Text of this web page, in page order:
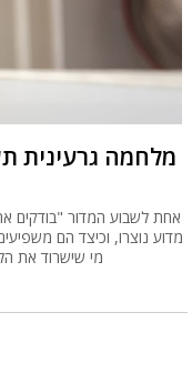
מלחמה גרעינית
אחת לשבוע המדור "בודקים
מדוע נוצרו, וכיצד הם
מי שישרוד את